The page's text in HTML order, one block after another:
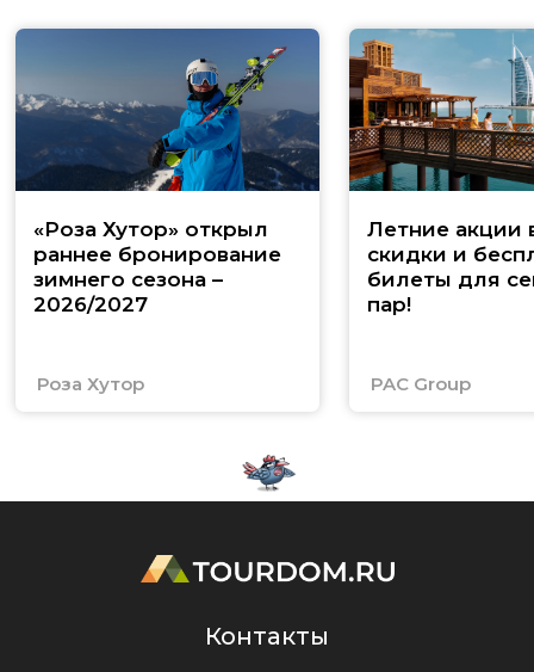
«Роза Хутор» открыл
раннее бронирование
зимнего сезона –
2026/2027
Роза Хутор
Летние акции
скидки и
билеты для
пар!
PAC Group
Контакты